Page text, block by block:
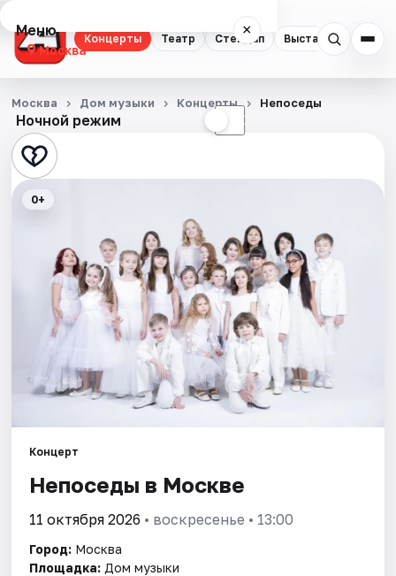
Концерты Театр Стендап Выставки
Меню ×
Москва
Концерты
Театр
Стендап
Квесты
Экскурсии
Спорт
События
Площадки
Артисты
Рейтинги
Ночной режим ☾
Москва Дом музыки Концерты Непоседы
0+
Концерт
Непоседы в Москве
11 октября 2026 • воскресенье • 13:00
Город: Москва
Площадка: Дом музыки